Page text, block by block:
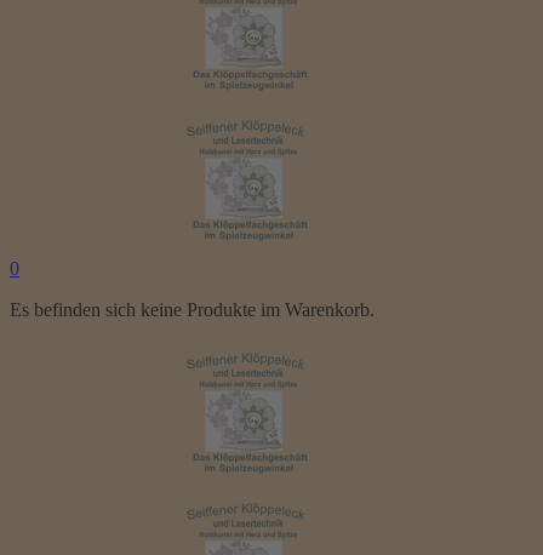
0
Es befinden sich keine Produkte im Warenkorb.